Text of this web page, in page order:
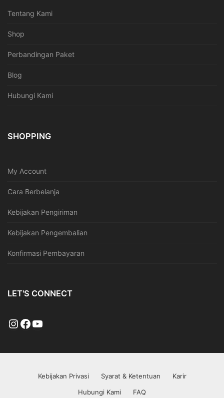
Tentang Kami
Shop
Perbandingan Paket
Blog
Hubungi Kami
SHOPPING
My Account
Cara Berbelanja
Kebijakan Pengiriman
Kebijakan Pengembalian
Konfirmasi Pembayaran
LET'S CONNECT
Instagram
Facebook
YouTube
Kebijakan Privasi Syarat & Ketentuan
Karir
Hubungi Kami
FAQ